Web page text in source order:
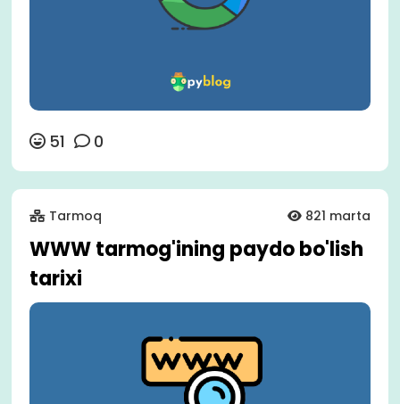
51 0
Tarmoq 821 marta
WWW tarmog'ining paydo bo'lish
tarixi